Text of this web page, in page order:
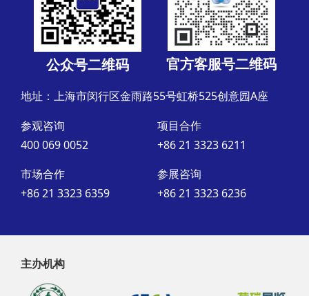
公众号二维码 官方客服号二维码
地址：上海市闵行区金雨路55号虹桥525创意园A座
参观咨询
400 069 0052
项目合作
+86 21 3323 6211
市场合作
+86 21 3323 6359
参展咨询
+86 21 3323 6236
主办机构